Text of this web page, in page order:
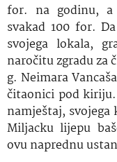
for. na godinu, a
svakad 100 for.
svojega lokala,
naročitu zgradu za
g. Neimara
čitaonici pod
namještaj, svojega
Miljacku lijepu
ovu naprednu